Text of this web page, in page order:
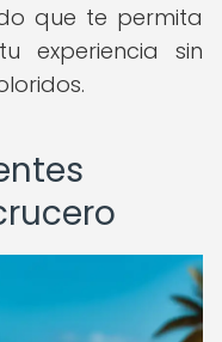
que te permita
experiencia sin